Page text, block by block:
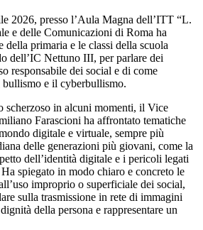
2026, presso l’Aula Magna dell’ITT “L.
e delle Comunicazioni di Roma ha
della primaria e le classi della scuola
dell’IC Nettuno III, per parlare dei
responsabile dei social e di come
bullismo e il cyberbullismo.
scherzoso in alcuni momenti, il Vice
Farascioni ha affrontato tematiche
digitale e virtuale, sempre più
delle generazioni più giovani, come la
dell’identità digitale e i pericoli legati
spiegato in modo chiaro e concreto le
improprio o superficiale dei social,
sulla trasmissione in rete di immagini
della persona e rappresentare un